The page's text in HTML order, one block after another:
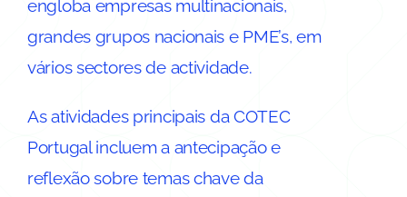
engloba empresas multinacionais,
grandes grupos nacionais e PME’s, em
vários sectores de actividade.
As atividades principais da COTEC
Portugal incluem a antecipação e
reflexão sobre temas chave da